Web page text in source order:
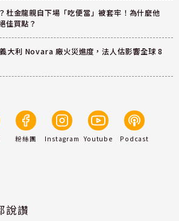
杜金龍親自下場「吃便當」被套牢！為什麼他
佳買點？
大利 Novara 廠火災進度，法人估影響全球 8
粉絲團 Instagram Youtube Podcast
說讚